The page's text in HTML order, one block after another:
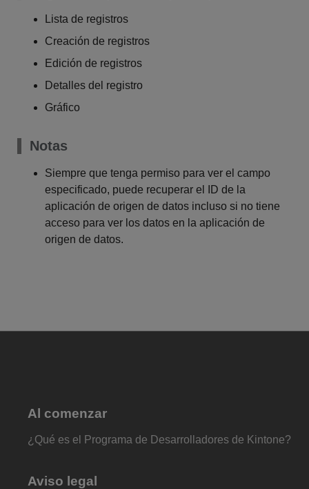
Lista de registros
Creación de registros
Edición de registros
Detalles del registro
Gráfico
Notas
Siempre que tenga permiso para ver el campo
especificado, puede recuperar el ID de la
aplicación de origen de datos incluso si no tiene
acceso para ver los datos en la aplicación de
origen de datos.
Al comenzar
¿Qué es el Programa de Desarrolladores de Kintone?
Aviso legal